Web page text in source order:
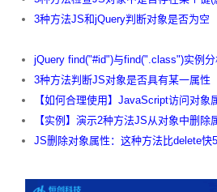
3种方法JS和jQuery判断对象是否为空
jQuery find("#id")与find(".class")实例
3种方法判断JS对象是否具有某一属性
【如何合理使用】JavaScript访问对象
【实例】演示2种方法JS从对象中删除
JS删除对象属性：这种方法比delete快